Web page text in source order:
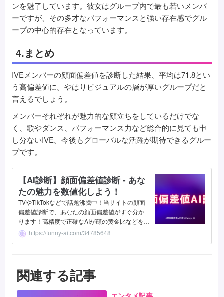
ンを魅了しています。彼女はグループ内で最も若いメンバ
ーですが、その多才なパフォーマンスと強い存在感でグル
ープの中心的存在となっています。
4.まとめ
IVEメンバーの顔面偏差値を診断した結果、平均は71.8とい
う高偏差値に。やはりビジュアルの層が厚いグループだと
言えるでしょう。
メンバーそれぞれが魅力的な顔立ちをしているだけでな
く、歌やダンス、パフォーマンス力など総合的に見ても申
し分ないIVE。今後もグローバルな活躍が期待できるグルー
プです。
【AI診断】顔面偏差値診断 - あな
たの魅力を数値化しよう！
TVやTikTokなどで話題沸騰中！当サイトの顔面
偏差値診断で、あなたの顔面偏差値がすぐ分か
ります！高精度で正確なAIが顔の黄金比などを分
析・評価し、偏差値で数値化します。男女どち
らも無料かつ簡単に、写真一枚で診断できま
https://funny-ai.com/34785648
関連する記事